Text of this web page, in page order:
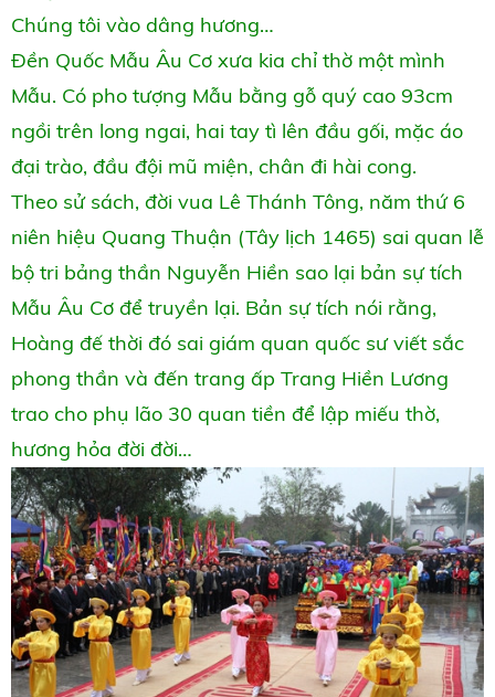
Chúng tôi vào dâng hương…
Đền Quốc Mẫu Âu Cơ xưa kia chỉ thờ một mình
Mẫu. Có pho tượng Mẫu bằng gỗ quý cao 93cm
ngồi trên long ngai, hai tay tì lên đầu gối, mặc áo
đại trào, đầu đội mũ miện, chân đi hài cong.
Theo sử sách, đời vua Lê Thánh Tông, năm thứ 6
niên hiệu Quang Thuận (Tây lịch 1465) sai quan lễ
bộ tri bảng thần Nguyễn Hiền sao lại bản sự tích
Mẫu Âu Cơ để truyền lại. Bản sự tích nói rằng,
Hoàng đế thời đó sai giám quan quốc sư viết sắc
phong thần và đến trang ấp Trang Hiền Lương
trao cho phụ lão 30 quan tiền để lập miếu thờ,
hương hỏa đời đời…